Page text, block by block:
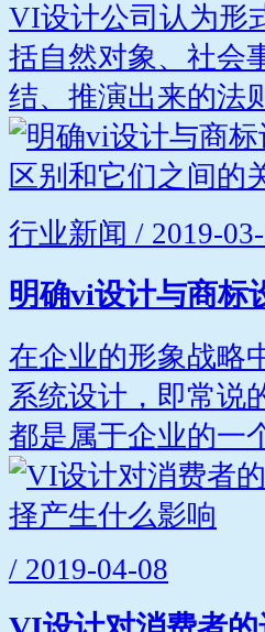
VI设计公司认为形
括自然对象、社会
结、推演出来的法
行业新闻 / 2019-
明确vi设计与商标
在企业的形象战略
系统设计，即常说
都是属于企业的一
/ 2019-04-08